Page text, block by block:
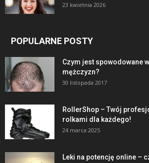
23 kwietnia 2026
POPULARNE POSTY
Czym jest spowodowane
mężczyzn?
30 listopada 2017
RollerShop – Twój
rolkami dla każdego!
24 marca 2025
Leki na potencję online –